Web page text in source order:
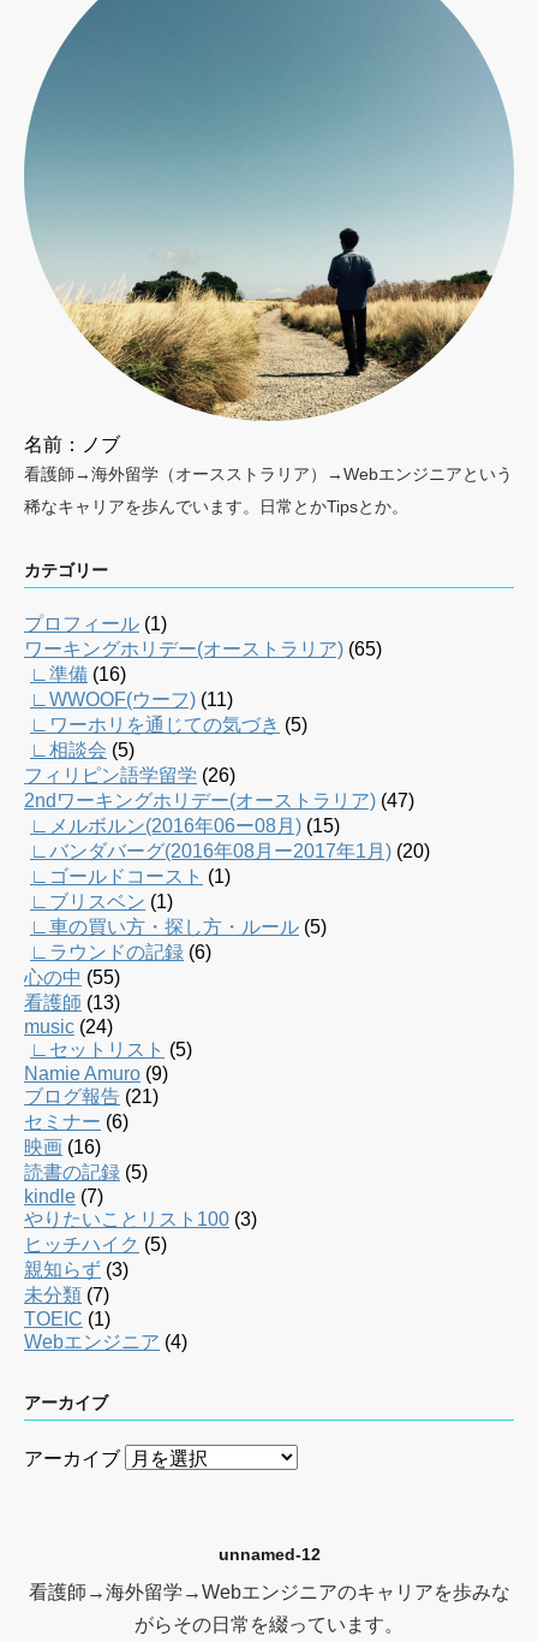
名前：ノブ
看護師→海外留学（オースストラリア）→Webエンジニアという
稀なキャリアを歩んでいます。日常とかTipsとか。
カテゴリー
プロフィール (1)
ワーキングホリデー(オーストラリア) (65)
∟準備 (16)
∟WWOOF(ウーフ) (11)
∟ワーホリを通じての気づき (5)
∟相談会 (5)
フィリピン語学留学 (26)
2ndワーキングホリデー(オーストラリア) (47)
∟メルボルン(2016年06ー08月) (15)
∟バンダバーグ(2016年08月ー2017年1月) (20)
∟ゴールドコースト (1)
∟ブリスベン (1)
∟車の買い方・探し方・ルール (5)
∟ラウンドの記録 (6)
心の中 (55)
看護師 (13)
music (24)
∟セットリスト (5)
Namie Amuro (9)
ブログ報告 (21)
セミナー (6)
映画 (16)
読書の記録 (5)
kindle (7)
やりたいことリスト100 (3)
ヒッチハイク (5)
親知らず (3)
未分類 (7)
TOEIC (1)
Webエンジニア (4)
アーカイブ
アーカイブ
unnamed-12
看護師→海外留学→Webエンジニアのキャリアを歩みな
がらその日常を綴っています。